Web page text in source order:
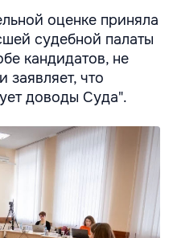
оценке приняла
судебной палаты
кандидатов, не
заявляет, что
доводы Суда".